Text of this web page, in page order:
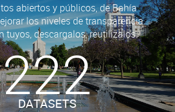
abiertos y públicos, de Bahía
los niveles de transparencia.
tuyos, descargalos, reutilizalos.
222
DATASETS